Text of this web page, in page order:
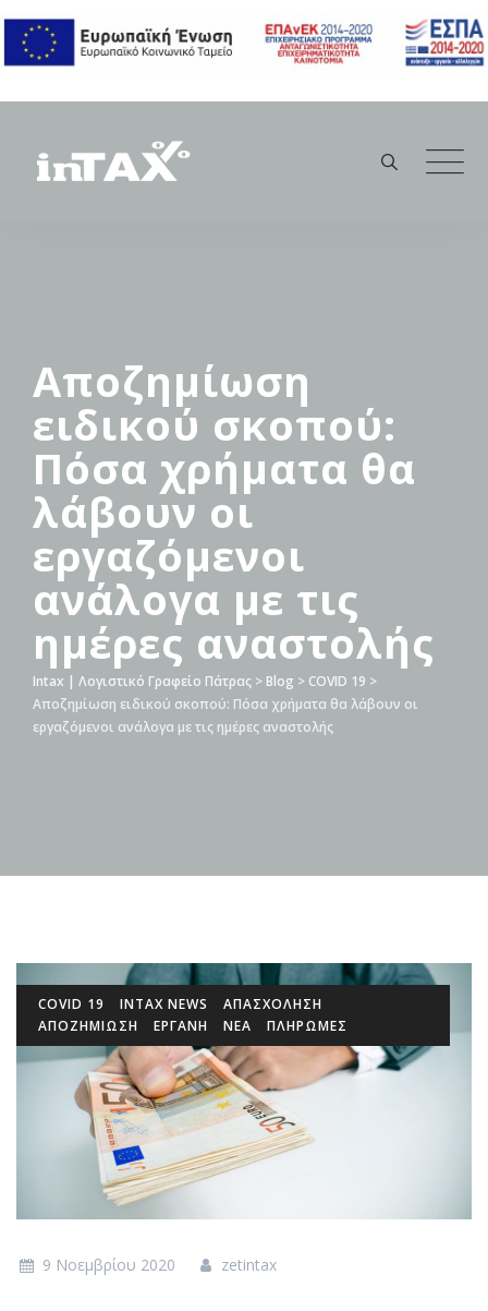
content
Αποζημίωση
ειδικού σκοπού:
Πόσα χρήματα θα
λάβουν οι
εργαζόμενοι
ανάλογα με τις
ημέρες αναστολής
Intax | Λογιστικό Γραφείο Πάτρας > Blog > COVID 19 >
Αποζημίωση ειδικού σκοπού: Πόσα χρήματα θα λάβουν οι
εργαζόμενοι ανάλογα με τις ημέρες αναστολής
COVID 19 INTAX NEWS
ΑΠΑΣΧΟΛΗΣΗ
ΑΠΟΖΗΜΙΩΣΗ
ΕΡΓΑΝΗ ΝΕΑ ΠΛΗΡΩΜΕΣ
9 Νοεμβρίου 2020 zetintax